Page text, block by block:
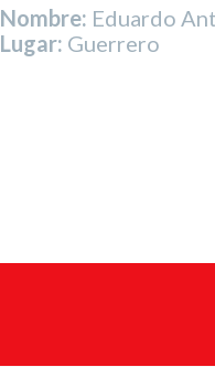
Nombre: Eduardo
Lugar: Guerrero